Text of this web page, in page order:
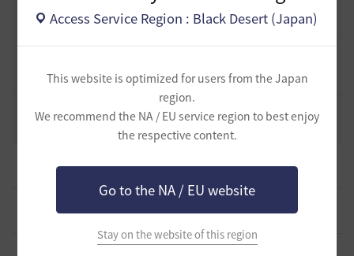
Access Service Region : Black Desert (Japan)
This website is optimized for users from the Japan
region.
We recommend the NA / EU service region to best enjoy
the respective content.
Go to the NA / EU website
Stay on the website of this region
8
0 53.1K 黒い砂漠 2023.02.28
黒い砂漠が初めての冒険者の皆様のために準備したA to Z！
2 43.2K 黒い砂漠 2022.12.21
8
エント研究室動画集
32.3K 黒い砂漠 2021.05.12
＜ジェピロスバフ＞予定時刻 8/ 2(日)～8/9（日）
【初心者さまへ】装備強化のやり方